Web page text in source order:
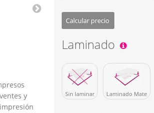
y
Calcular precio
Laminado
Sin laminar Laminado Mate